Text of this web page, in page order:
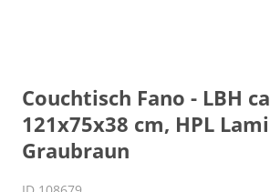
Couchtisch Fano - LBH
121x75x38 cm, HPL
Graubraun